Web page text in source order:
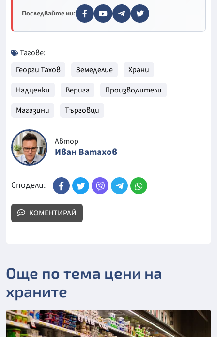
Последвайте ни:
Тагове:
Георги Тахов
Земеделие
Храни
Надценки
Верига
Производители
Магазини
Търговци
Автор
Иван Ватахов
Сподели:
КОМЕНТИРАЙ
Още по тема цени на
храните